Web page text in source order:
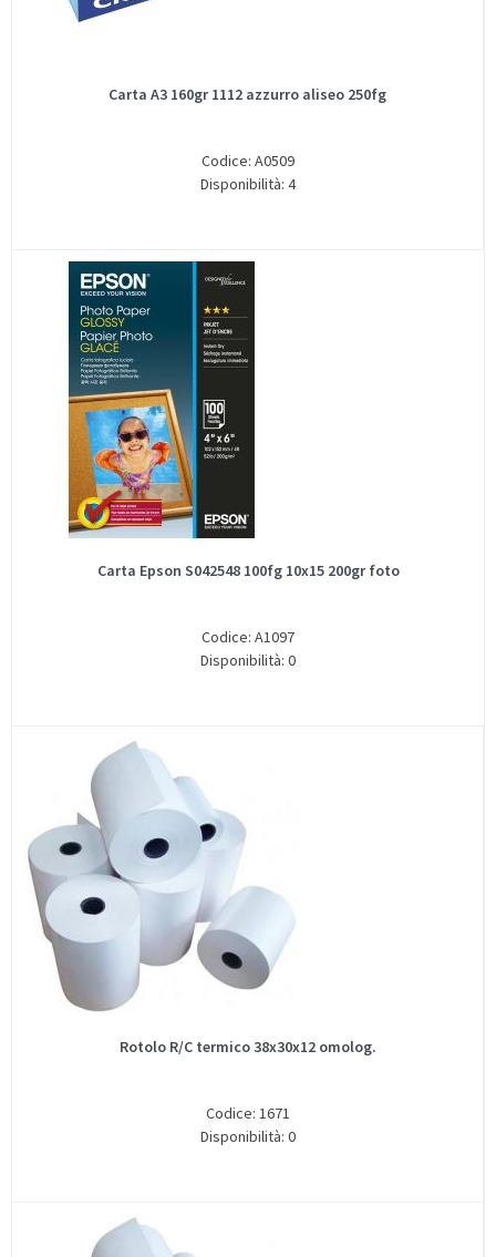
Carta A3 160gr 1112 azzurro aliseo 250fg
Codice: A0509
Disponibilità: 4
Carta Epson S042548 100fg 10x15 200gr foto
Codice: A1097
Disponibilità: 0
Rotolo R/C termico 38x30x12 omolog.
Codice: 1671
Disponibilità: 0